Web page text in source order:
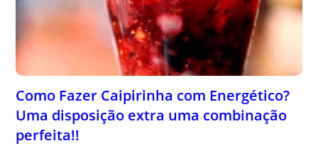
Como Fazer Caipirinha com Energético?
Uma disposição extra uma combinação
perfeita!!